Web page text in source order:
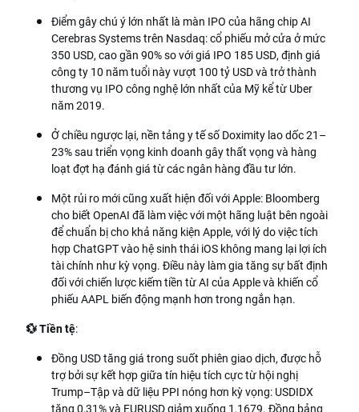
Điểm gây chú ý lớn nhất là màn IPO của hãng chip AI
Cerebras Systems trên Nasdaq: cổ phiếu mở cửa ở mức
350 USD, cao gần 90% so với giá IPO 185 USD, định giá
công ty 10 năm tuổi này vượt 100 tỷ USD và trở thành
thương vụ IPO công nghệ lớn nhất của Mỹ kể từ Uber
năm 2019.
Ở chiều ngược lại, nền tảng y tế số Doximity lao dốc 21–
23% sau triển vọng kinh doanh gây thất vọng và hàng
loạt đợt hạ đánh giá từ các ngân hàng đầu tư lớn.
Một rủi ro mới cũng xuất hiện đối với Apple: Bloomberg
cho biết OpenAI đã làm việc với một hãng luật bên ngoài
để chuẩn bị cho khả năng kiện Apple, với lý do việc tích
hợp ChatGPT vào hệ sinh thái iOS không mang lại lợi ích
tài chính như kỳ vọng. Điều này làm gia tăng sự bất định
đối với chiến lược kiếm tiền từ AI của Apple và khiến cổ
phiếu AAPL biến động mạnh hơn trong ngắn hạn.
💱 Tiền tệ:
Đồng USD tăng giá trong suốt phiên giao dịch, được hỗ
trợ bởi sự kết hợp giữa tín hiệu tích cực từ hội nghị
Trump–Tập và dữ liệu PPI nóng hơn kỳ vọng: USDIDX
tăng 0,31% và EURUSD giảm xuống 1,1679. Đồng bảng